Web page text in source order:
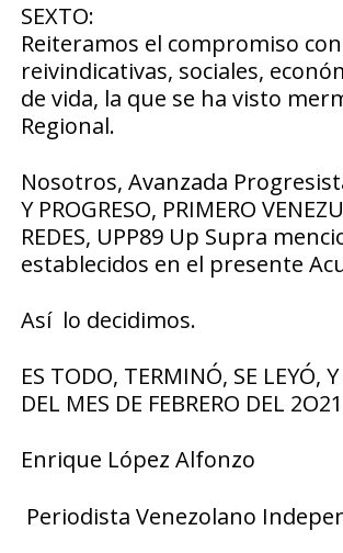
SEXTO:
Reiteramos el compromiso
reivindicativas, sociales,
de vida, la que se ha visto
Regional.
Nosotros, Avanzada
Y PROGRESO, PRIMERO
REDES, UPP89 Up Supra
establecidos en el presente
Así lo decidimos.
ES TODO, TERMINÓ, SE LEYÓ,
DEL MES DE FEBRERO DEL 2O21
Enrique López Alfonzo
Periodista Venezolano